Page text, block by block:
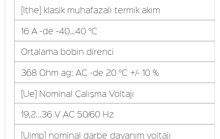
[Ithe] klasik muhafazalı termik akım
16 A -de -40…40 °C
Ortalama bobin direnci
368 Ohm ag: AC -de 20 °C +/- 10 %
[Ue] Nominal Çalışma Voltajı
19,2...36 V AC 50/60 Hz
[Uimp] nominal darbe dayanım voltajı